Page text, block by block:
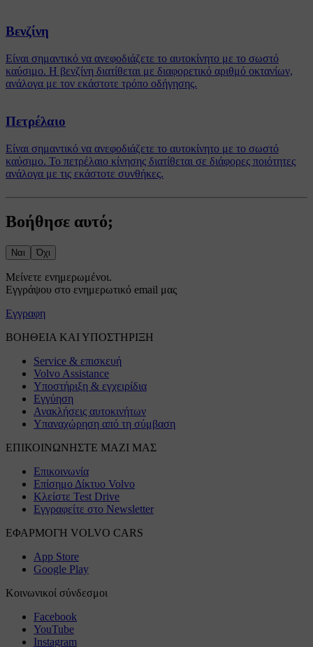
Βενζίνη
Είναι σημαντικό να ανεφοδιάζετε το αυτοκίνητο με το σωστό
καύσιμο. Η βενζίνη διατίθεται με διαφορετικό αριθμό οκτανίων,
ανάλογα με τον εκάστοτε τρόπο οδήγησης.
Πετρέλαιο
Είναι σημαντικό να ανεφοδιάζετε το αυτοκίνητο με το σωστό
καύσιμο. Το πετρέλαιο κίνησης διατίθεται σε διάφορες ποιότητες
ανάλογα με τις εκάστοτε συνθήκες.
Βοήθησε αυτό;
Ναι Όχι